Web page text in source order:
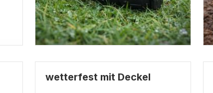
wetterfest mit Deckel